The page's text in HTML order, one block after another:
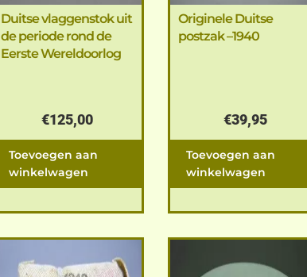
Duitse vlaggenstok uit
de periode rond de
Eerste Wereldoorlog
€125,00
Toevoegen aan
winkelwagen
Originele Duitse
postzak –1940
€39,95
Toevoegen aan
winkelwagen